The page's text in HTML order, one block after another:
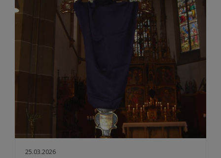
25.03.2026